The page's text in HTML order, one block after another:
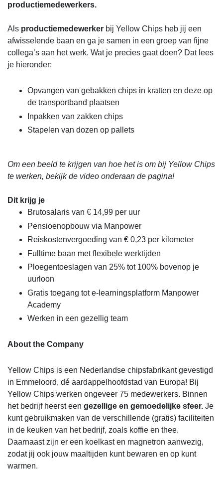
productiemedewerkers.
Als productiemedewerker bij Yellow Chips heb jij een
afwisselende baan en ga je samen in een groep van fijne
collega’s aan het werk. Wat je precies gaat doen? Dat lees
je hieronder:
Opvangen van gebakken chips in kratten en deze op
de transportband plaatsen
Inpakken van zakken chips
Stapelen van dozen op pallets
Om een beeld te krijgen van hoe het is om bij Yellow Chips
te werken, bekijk de video onderaan de pagina!
Dit krijg je
Brutosalaris van € 14,99 per uur
Pensioenopbouw via Manpower
Reiskostenvergoeding van € 0,23 per kilometer
Fulltime baan met flexibele werktijden
Ploegentoeslagen van 25% tot 100% bovenop je
uurloon
Gratis toegang tot e-learningsplatform Manpower
Academy
Werken in een gezellig team
About the Company
Yellow Chips is een Nederlandse chipsfabrikant gevestigd
in Emmeloord, dé aardappelhoofdstad van Europa! Bij
Yellow Chips werken ongeveer 75 medewerkers. Binnen
het bedrijf heerst een gezellige en gemoedelijke sfeer. Je
kunt gebruikmaken van de verschillende (gratis) faciliteiten
in de keuken van het bedrijf, zoals koffie en thee.
Daarnaast zijn er een koelkast en magnetron aanwezig,
zodat jij ook jouw maaltijden kunt bewaren en op kunt
warmen.